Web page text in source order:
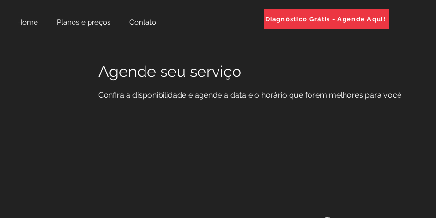
Home Planos e preços Contato Diagnóstico Grátis - Agende Aqui!
Agende seu serviço
Confira a disponibilidade e agende a data e o horário que forem melhores para você.